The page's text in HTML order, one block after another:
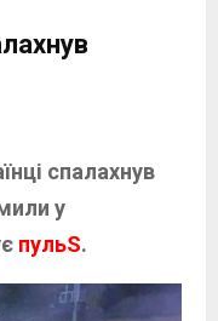
спалахнув
у
пульS.